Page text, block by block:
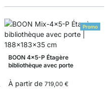
Promo
BOON 4x5-P Étagère
bibliothèque avec porte
À partir de 719,00 €